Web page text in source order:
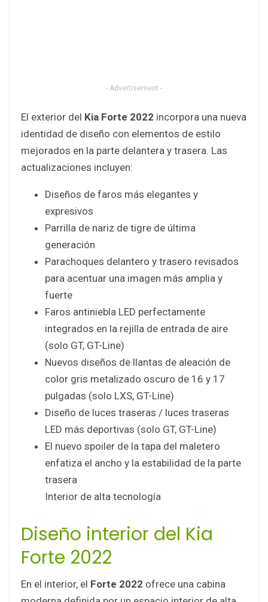
- Advertisement -
El exterior del Kia Forte 2022 incorpora una nueva
identidad de diseño con elementos de estilo
mejorados en la parte delantera y trasera. Las
actualizaciones incluyen:
Diseños de faros más elegantes y
expresivos
Parrilla de nariz de tigre de última
generación
Parachoques delantero y trasero revisados ​​
para acentuar una imagen más amplia y
fuerte
Faros antiniebla LED perfectamente
integrados en la rejilla de entrada de aire
(solo GT, GT-Line)
Nuevos diseños de llantas de aleación de
color gris metalizado oscuro de 16 y 17
pulgadas (solo LXS, GT-Line)
Diseño de luces traseras / luces traseras
LED más deportivas (solo GT, GT-Line)
El nuevo spoiler de la tapa del maletero
enfatiza el ancho y la estabilidad de la parte
trasera
Interior de alta tecnología
Diseño interior del Kia
Forte 2022
En el interior, el Forte 2022 ofrece una cabina